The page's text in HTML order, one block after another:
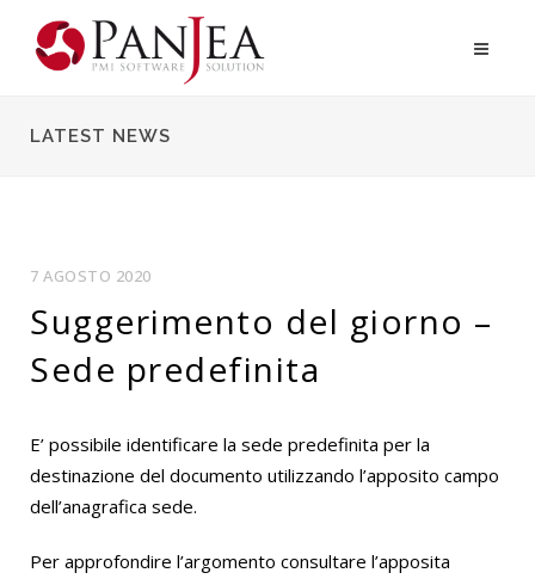
LATEST NEWS
7 AGOSTO 2020
Suggerimento del giorno –
Sede predefinita
E’ possibile identificare la sede predefinita per la
destinazione del documento utilizzando l’apposito campo
dell’anagrafica sede.
Per approfondire l’argomento consultare l’apposita